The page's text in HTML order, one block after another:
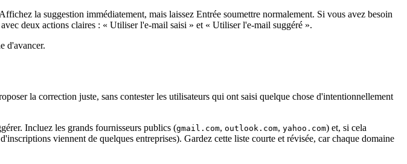
la suggestion immédiatement, mais laissez Entrée soumettre normalement. Si vous avez besoin
deux actions claires : « Utiliser l'e‑mail saisi » et « Utiliser l'e‑mail suggéré ».
d'avancer.
la correction juste, sans contester les utilisateurs qui ont saisi quelque chose d'intentionnellement
Incluez les grands fournisseurs publics (gmail.com, outlook.com, yahoo.com) et, si cela
viennent de quelques entreprises). Gardez cette liste courte et révisée, car chaque domaine